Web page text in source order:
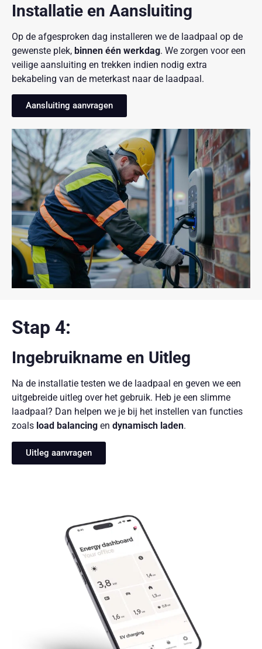
Installatie en Aansluiting
Op de afgesproken dag installeren we de laadpaal op de
gewenste plek, binnen één werkdag. We zorgen voor een
veilige aansluiting en trekken indien nodig extra
bekabeling van de meterkast naar de laadpaal.
Aansluiting aanvragen
Stap 4:
Ingebruikname en Uitleg
Na de installatie testen we de laadpaal en geven we een
uitgebreide uitleg over het gebruik. Heb je een slimme
laadpaal? Dan helpen we je bij het instellen van functies
zoals load balancing en dynamisch laden.
Uitleg aanvragen